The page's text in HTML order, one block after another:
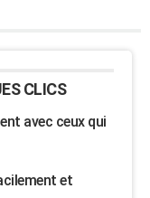
CLICS
avec ceux qui
et